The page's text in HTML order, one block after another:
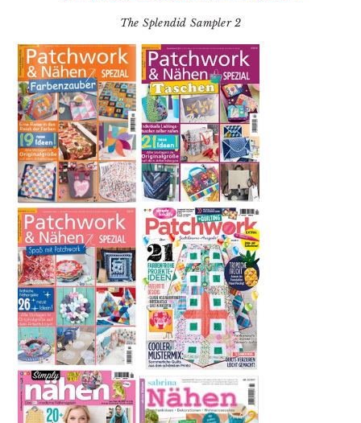
The Splendid Sampler 2